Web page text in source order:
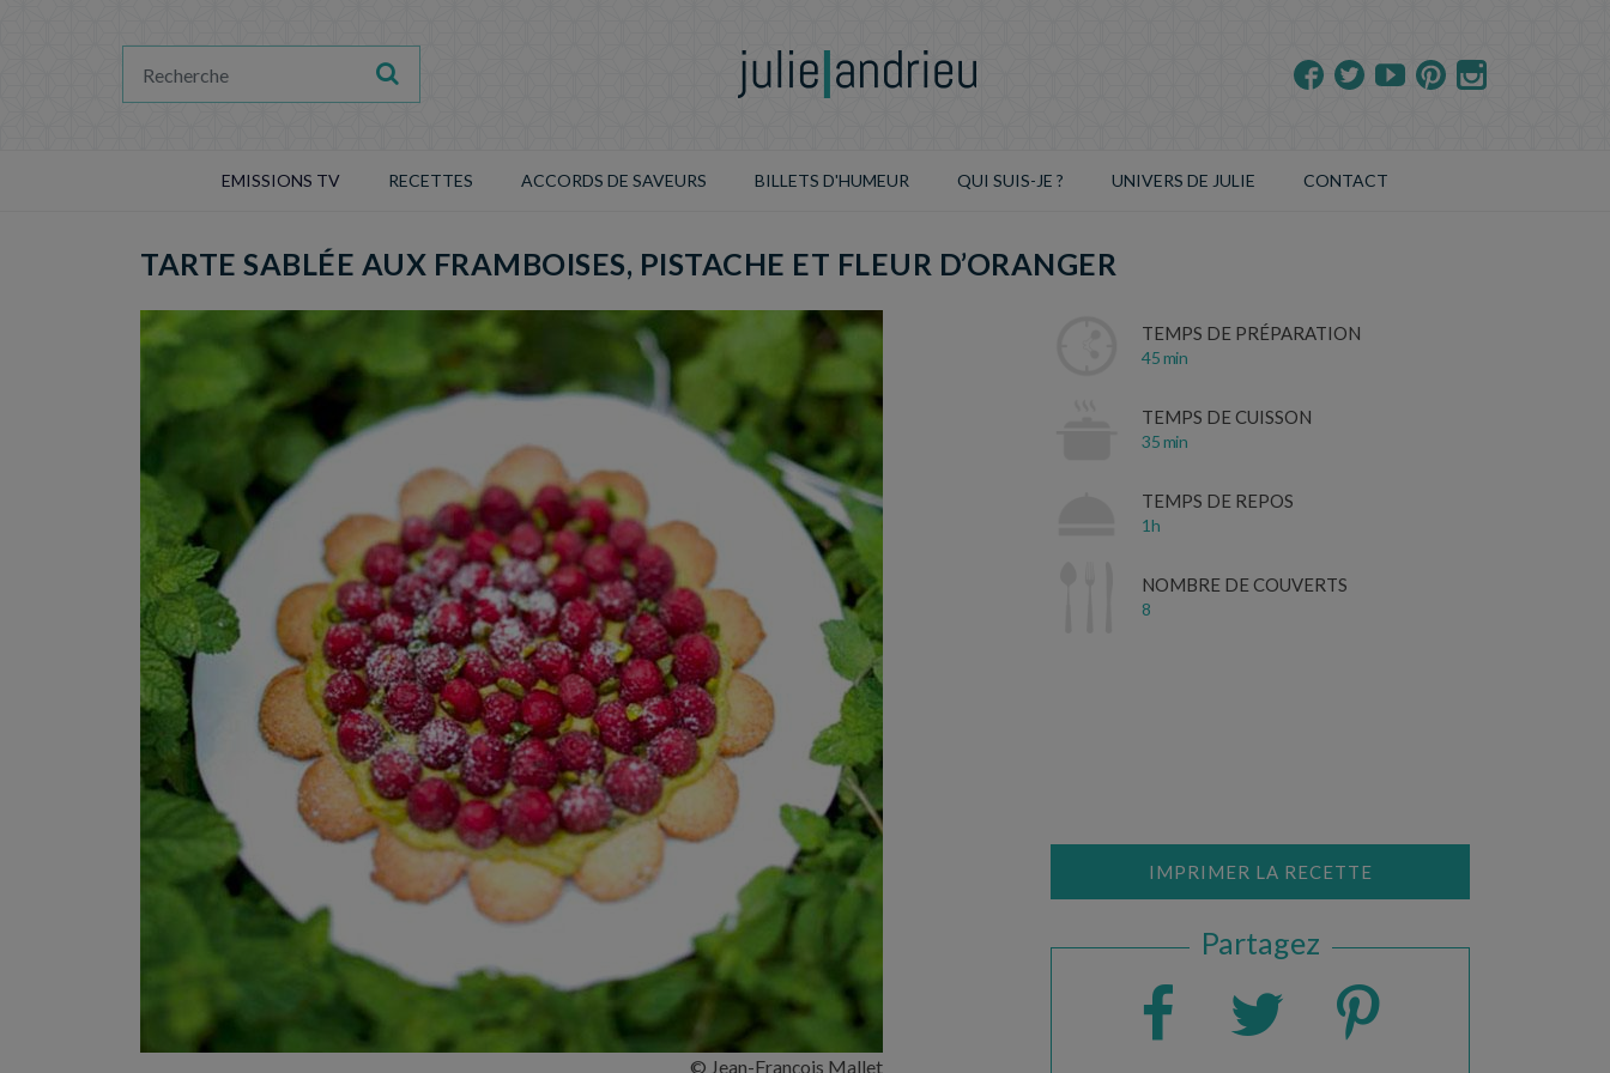
EMISSIONS TV RECETTES ACCORDS DE SAVEURS BILLETS D'HUMEUR QUI SUIS-JE ? UNIVERS DE JULIE CONTACT
TARTE SABLÉE AUX FRAMBOISES, PISTACHE ET FLEUR D’ORANGER
© Jean-François Mallet
TEMPS DE PRÉPARATION
45 min
TEMPS DE CUISSON
35 min
TEMPS DE REPOS
1h
NOMBRE DE COUVERTS
8
IMPRIMER LA RECETTE
Partagez